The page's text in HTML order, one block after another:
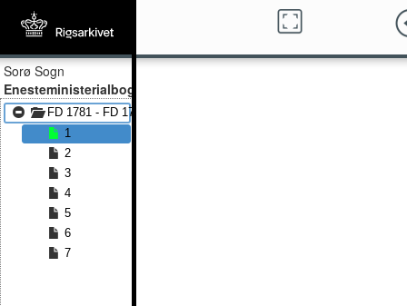
Sorø Sogn
Enesteministerialbog
FD 1781 - FD 1782
1
2
3
4
5
6
7